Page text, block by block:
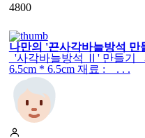
4800
나만의 '끈사각바늘방석 만
'사각바늘방석 Ⅱ' 만들기
6.5cm * 6.5cm 재료 : . . .